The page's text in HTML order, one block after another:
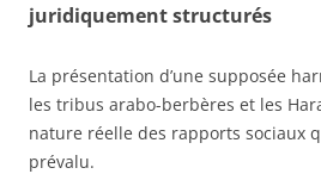
juridiquement structurés
La présentation d’une supposée
les tribus arabo-berbères et les
nature réelle des rapports sociaux
prévalu.